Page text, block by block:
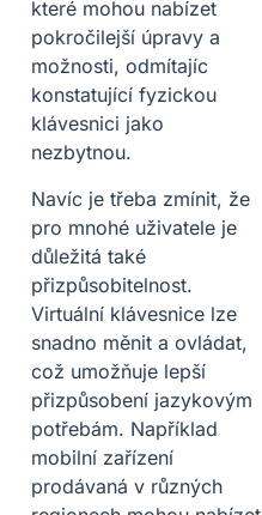
které mohou nabízet
pokročilejší úpravy a
možnosti, odmítajíc
konstatující fyzickou
klávesnici jako
nezbytnou.
Navíc je třeba zmínit, že
pro mnohé uživatele je
důležitá také
přizpůsobitelnost.
Virtuální klávesnice lze
snadno měnit a ovládat,
což umožňuje lepší
přizpůsobení jazykovým
potřebám. Například
mobilní zařízení
prodávaná v různých